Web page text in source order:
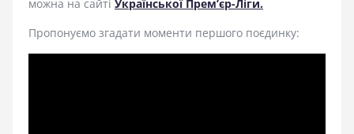
можна на сайті Української Прем’єр-Ліги.
Пропонуємо згадати моменти першого поєдинку: